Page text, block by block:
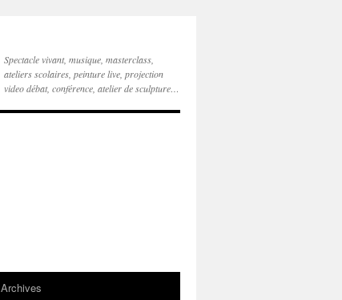
Spectacle vivant, musique, masterclass,
ateliers scolaires, peinture live, projection
video débat, conférence, atelier de sculpture…
Archives